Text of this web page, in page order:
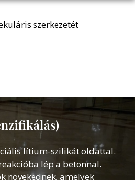
szerkezetét
lítium-szilikát oldattal.
lép a betonnal.
növekednek, amelyek